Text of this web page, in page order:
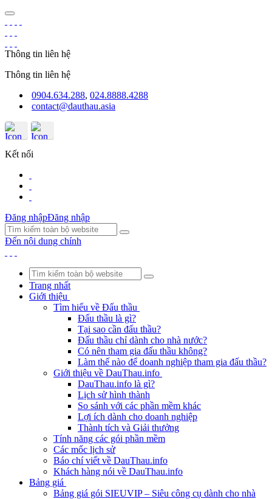
Thông tin liên hệ
Thông tin liên hệ
0904.634.288, 024.8888.4288
contact@dauthau.asia
Kết nối
Đăng nhậpĐăng nhập
Đến nội dung chính
Trang nhất
Giới thiệu
Tìm hiểu về Đấu thầu
Đấu thầu là gì?
Tại sao cần đấu thầu?
Đấu thầu chỉ dành cho nhà nước?
Có nên tham gia đấu thầu không?
Làm thế nào để doanh nghiệp tham gia đấu thầu?
Giới thiệu về DauThau.info
DauThau.info là gì?
Lịch sử hình thành
So sánh với các phần mềm khác
Lợi ích dành cho doanh nghiệp
Thành tích và Giải thưởng
Tính năng các gói phần mềm
Các mốc lịch sử
Báo chí viết về DauThau.info
Khách hàng nói về DauThau.info
Bảng giá
Bảng giá gói SIEUVIP – Siêu công cụ dành cho nhà